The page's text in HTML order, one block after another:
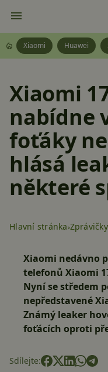
Xiaomi Huawei
Xiaomi
nabídne
foťáky
hlásá
některé
Hlavní stránka Zprávičky
Xiaomi nedávno
telefonů Xiaomi
Nyní se středem
nepředstavené
Známý leaker
foťácích oproti
Sdílejte: